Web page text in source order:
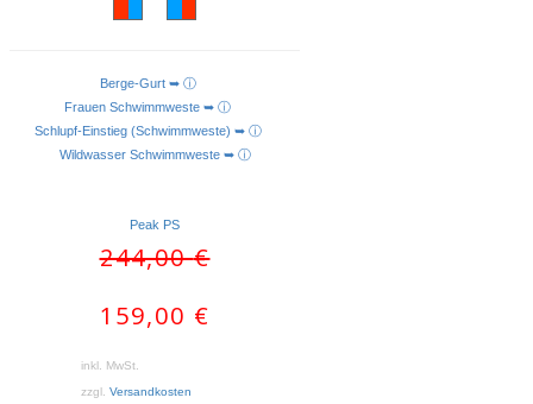
AUSFÜHRUNG WÄHLEN
Berge-Gurt ➥ ⓘ
Frauen Schwimmweste ➥ ⓘ
Schlupf-Einstieg (Schwimmweste) ➥ ⓘ
Wildwasser Schwimmweste ➥ ⓘ
Peak PS
244,00€
159,00 €
inkl. MwSt.
zzgl. Versandkosten